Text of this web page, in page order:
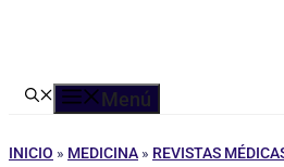
Menú
INICIO » MEDICINA » REVISTAS